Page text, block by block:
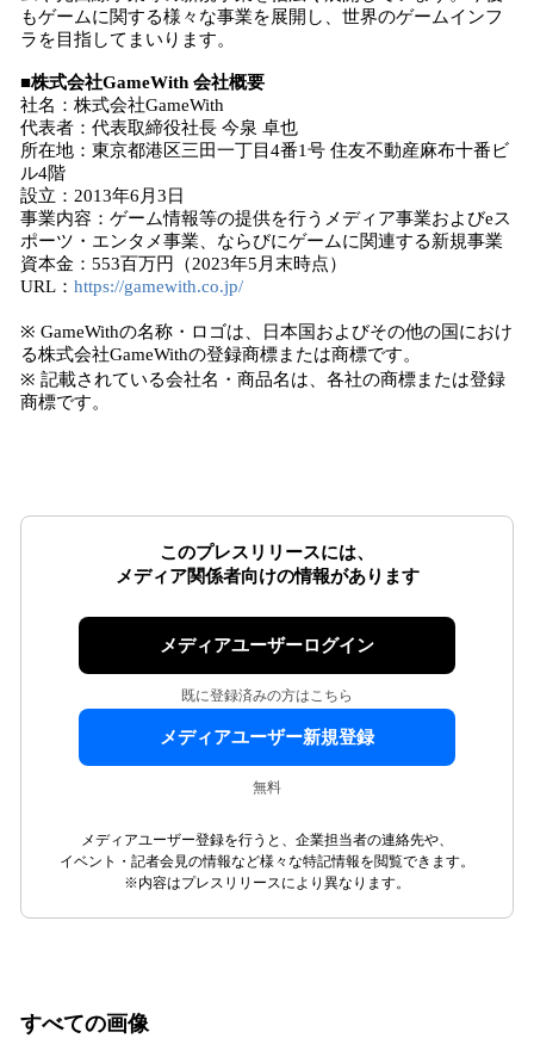
もゲームに関する様々な事業を展開し、世界のゲームインフ
ラを目指してまいります。
■株式会社GameWith 会社概要
社名：株式会社GameWith
代表者：代表取締役社長 今泉 卓也
所在地：東京都港区三田一丁目4番1号 住友不動産麻布十番ビ
ル4階
設立：2013年6月3日
事業内容：ゲーム情報等の提供を行うメディア事業およびeス
ポーツ・エンタメ事業、ならびにゲームに関連する新規事業
資本金：553百万円（2023年5月末時点）
URL： https://gamewith.co.jp/
※ GameWithの名称・ロゴは、日本国およびその他の国におけ
る株式会社GameWithの登録商標または商標です。
※ 記載されている会社名・商品名は、各社の商標または登録
商標です。
このプレスリリースには、
メディア関係者向けの情報があります
メディアユーザーログイン
既に登録済みの方はこちら
メディアユーザー新規登録
無料
メディアユーザー登録を行うと、企業担当者の連絡先や、
イベント・記者会見の情報など様々な特記情報を閲覧できます。
※内容はプレスリリースにより異なります。
すべての画像